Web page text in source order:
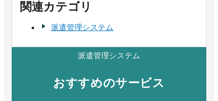
関連カテゴリ
派遣管理システム
派遣管理システム
おすすめのサービス